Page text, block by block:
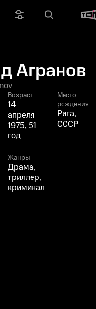
Агранов
Возраст
14
апреля
1975, 51
год
Место
рождения
Рига,
СССР
Жанры
Драма,
триллер,
криминал